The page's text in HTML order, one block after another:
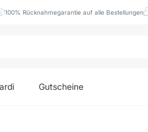
100% Rücknahmegarantie auf alle Bestellungen
Gutscheine